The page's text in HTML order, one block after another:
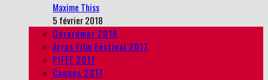
Maxime Thiss
5 février 2018
Gérardmer 2018
Arras Film Festival 2017
PIFFF 2017
Cannes 2017